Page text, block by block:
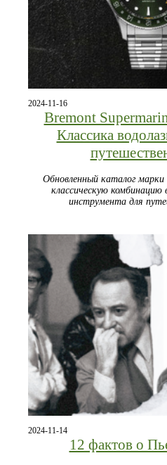
2024-11-16
Bremont
Классика
Обновленный каталог
классическую комбинацию
инструмента для
2024-11-14
12 фактов о